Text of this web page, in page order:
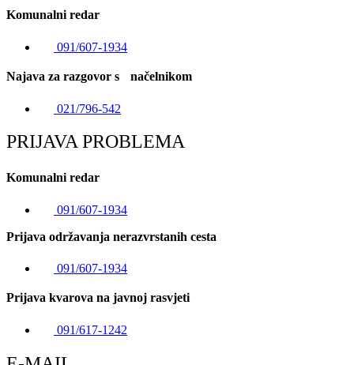
Komunalni redar
091/607-1934
Najava za razgovor s načelnikom
021/796-542
PRIJAVA PROBLEMA
Komunalni redar
091/607-1934
Prijava održavanja nerazvrstanih cesta
091/607-1934
Prijava kvarova na javnoj rasvjeti
091/617-1242